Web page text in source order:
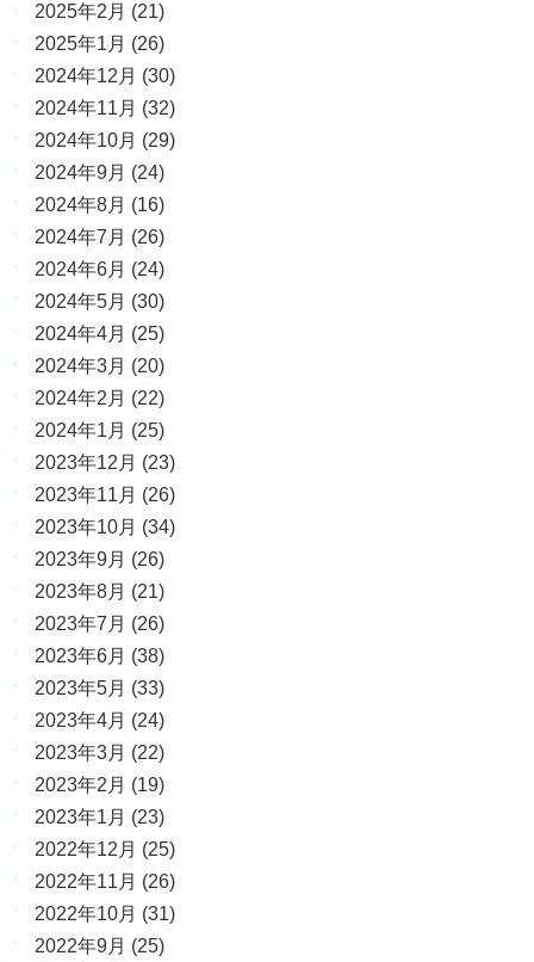
2025年2月 (21)
2025年1月 (26)
2024年12月 (30)
2024年11月 (32)
2024年10月 (29)
2024年9月 (24)
2024年8月 (16)
2024年7月 (26)
2024年6月 (24)
2024年5月 (30)
2024年4月 (25)
2024年3月 (20)
2024年2月 (22)
2024年1月 (25)
2023年12月 (23)
2023年11月 (26)
2023年10月 (34)
2023年9月 (26)
2023年8月 (21)
2023年7月 (26)
2023年6月 (38)
2023年5月 (33)
2023年4月 (24)
2023年3月 (22)
2023年2月 (19)
2023年1月 (23)
2022年12月 (25)
2022年11月 (26)
2022年10月 (31)
2022年9月 (25)